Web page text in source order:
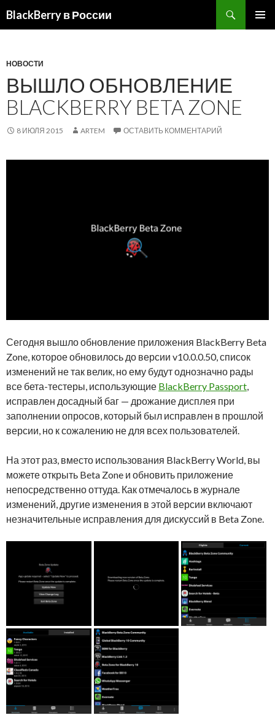
BlackBerry в России
НОВОСТИ
ВЫШЛО ОБНОВЛЕНИЕ
BLACKBERRY BETA ZONE
8 ИЮЛЯ 2015 ARTEM ОСТАВИТЬ КОММЕНТАРИЙ
Сегодня вышло обновление приложения BlackBerry Beta
Zone, которое обновилось до версии v10.0.0.50, список
изменений не так велик, но ему будут однозначно рады
все бета-тестеры, использующие BlackBerry Passport
исправлен досадный баг — дрожание дисплея при
заполнении опросов, который был исправлен в прошлой
версии, но к сожалению не для всех пользователей.
На этот раз, вместо использования BlackBerry World, вы
можете открыть Beta Zone и обновить приложение
непосредственно оттуда. Как отмечалось в журнале
изменений, другие изменения в этой версии включают
незначительные исправления для дискуссий в Beta Zone.